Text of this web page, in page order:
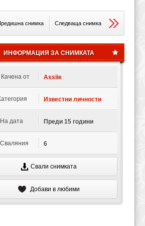
снимка Следваща снимка
ИНФОРМАЦИЯ ЗА СНИМКАТА
Качена от Assiie
Известни личности
На дата Преди 15 години
Сваляния 6
Свали снимката
Добави в любими